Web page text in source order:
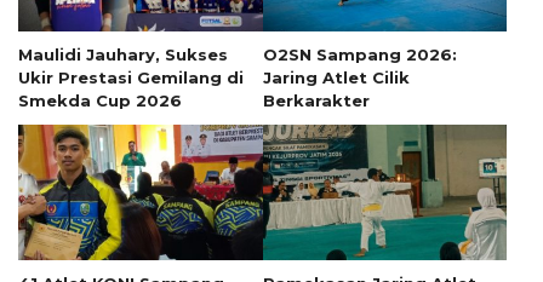
Maulidi Jauhary, Sukses
Ukir Prestasi Gemilang di
Smekda Cup 2026
O2SN Sampang 2026:
Jaring Atlet Cilik
Berkarakter